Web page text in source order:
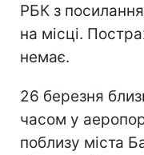
РБК з
на місці.
немає.
26 березня
часом у
поблизу міста